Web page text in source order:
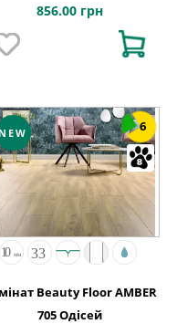
856.00 грн
NEW 6
Beauty Floor AMBER
705 Одісей